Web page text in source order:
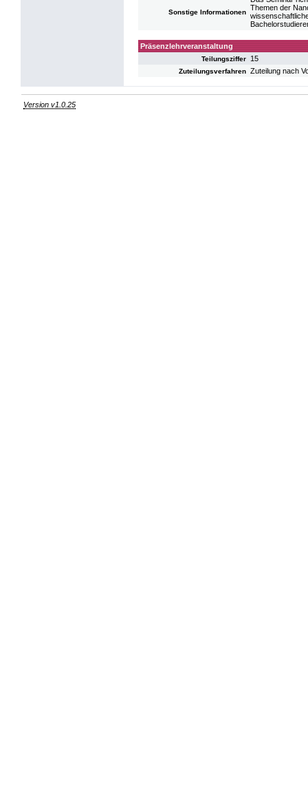
Sonstige Informationen
Themen der
Präsenzlehrveranstaltung
Teilungsziffer 15
Zuteilungsverfahren Zuteilung nach
Version v1.0.25